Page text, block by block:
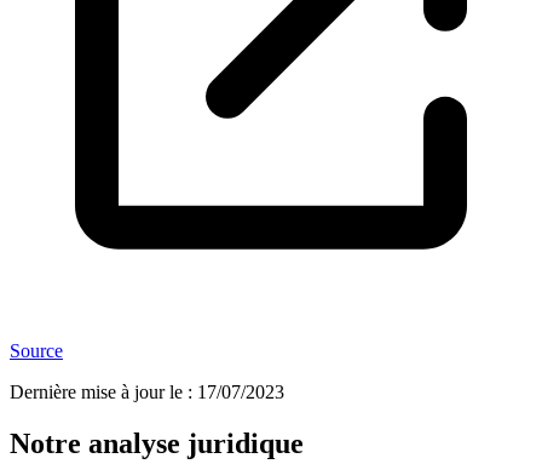
Source
Dernière mise à jour le : 17/07/2023
Notre analyse juridique